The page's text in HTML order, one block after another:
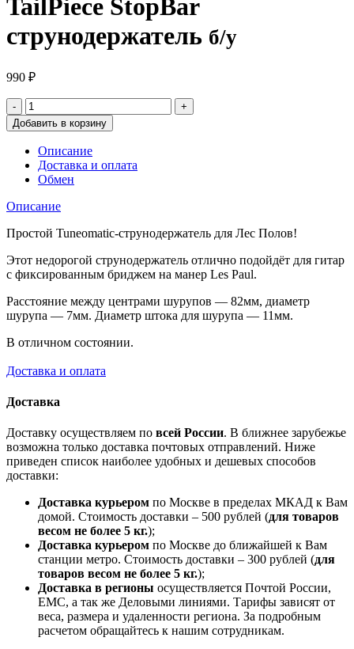
TailPiece StopBar
струнодержатель б/у
990 ₽
Добавить в корзину
Описание
Доставка и оплата
Обмен
Описание
Простой Tuneomatic-струнодержатель для Лес Полов!
Этот недорогой струнодержатель отлично подойдёт для гитар
с фиксированным бриджем на манер Les Paul.
Расстояние между центрами шурупов — 82мм, диаметр
шурупа — 7мм. Диаметр штока для шурупа — 11мм.
В отличном состоянии.
Доставка и оплата
Доставка
Доставку осуществляем по всей России. В ближнее зарубежье
возможна только доставка почтовых отправлений. Ниже
приведен список наиболее удобных и дешевых способов
доставки:
Доставка курьером по Москве в пределах МКАД к Вам
домой. Стоимость доставки – 500 рублей (для товаров
весом не более 5 кг.);
Доставка курьером по Москве до ближайшей к Вам
станции метро. Стоимость доставки – 300 рублей (для
товаров весом не более 5 кг.);
Доставка в регионы осуществляется Почтой России,
ЕМС, а так же Деловыми линиями. Тарифы зависят от
веса, размера и удаленности региона. За подробным
расчетом обращайтесь к нашим сотрудникам.